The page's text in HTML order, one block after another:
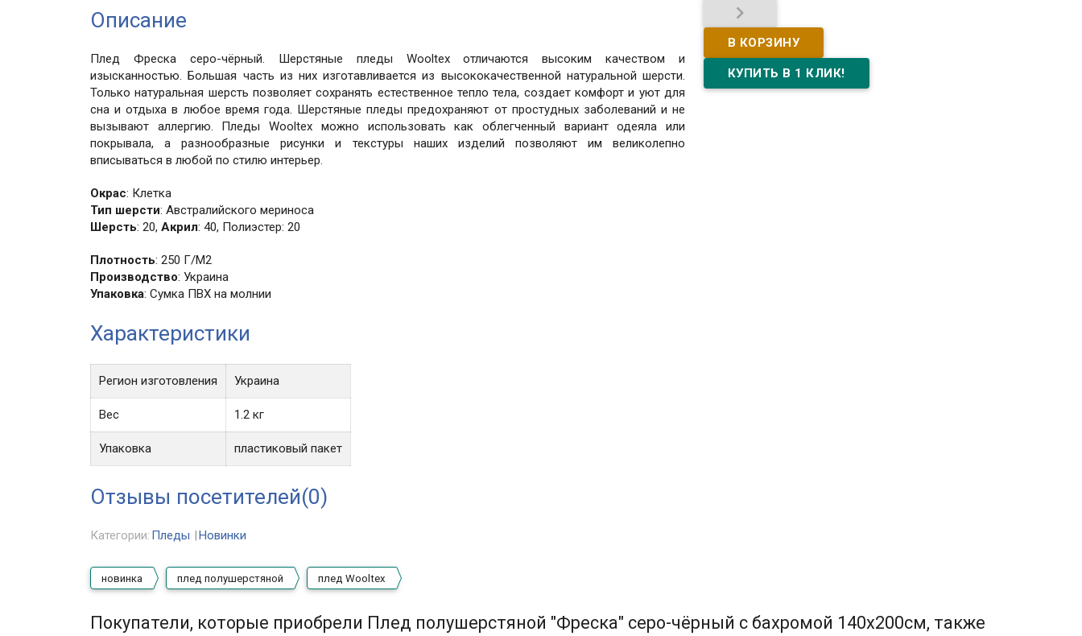

Описание
Плед Фреска серо-чёрный. Шерстяные пледы Wooltex отличаются высоким качеством и
изысканностью. Большая часть из них изготавливается из высококачественной натуральной шерсти.
Только натуральная шерсть позволяет сохранять естественное тепло тела, создает комфорт и уют для
сна и отдыха в любое время года. Шерстяные пледы предохраняют от простудных заболеваний и не
вызывают аллергию. Пледы Wooltex можно использовать как облегченный вариант одеяла или
покрывала, а разнообразные рисунки и текстуры наших изделий позволяют им великолепно
вписываться в любой по стилю интерьер.
Окрас: Клетка
Тип шерсти: Австралийского мериноса
Шерсть: 20,Акрил: 40, Полиэстер: 20
Плотность: 250 Г/М2
Производство: Украина
Упаковка: Сумка ПВХ на молнии
Характеристики
Регион изготовления Украина
Вес 1.2 кг
Упаковка пластиковый пакет
Отзывы посетителей(0)
Категории: Пледы Новинки
новинка плед полушерстяной плед Wooltex
Покупатели, которые приобрели Плед полушерстяной "Фреска" серо-чёрный с бахромой 140х200см, также